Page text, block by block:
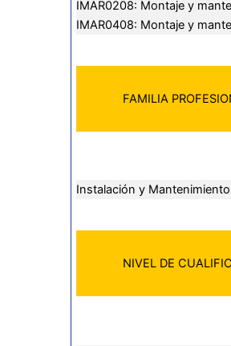
IMAR0208: Montaje y
IMAR0408: Montaje y
FAMILIA
Instalación y
NIVEL DE